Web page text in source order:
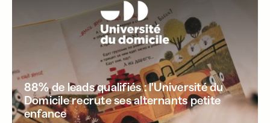
88% de leads qualifiés : l'Université du
Domicile recrute ses alternants petite
enfance